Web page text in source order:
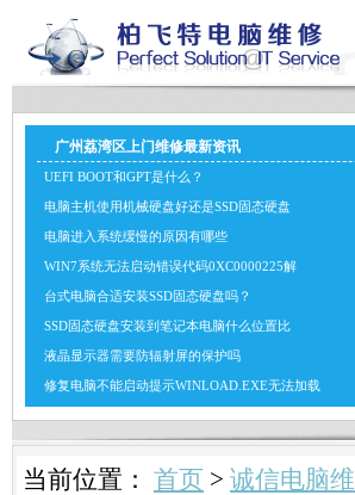
广州荔湾区上门维修最新资讯
UEFI BOOT和GPT是什么？
电脑主机使用机械硬盘好还是SSD固态硬盘
电脑进入系统缓慢的原因有哪些
WIN7系统无法启动错误代码0XC0000225解
台式电脑合适安装SSD固态硬盘吗？
SSD固态硬盘安装到笔记本电脑什么位置比
液晶显示器需要防辐射屏的保护吗
修复电脑不能启动提示WINLOAD.EXE无法加载
当前位置： 首页 > 诚信电脑